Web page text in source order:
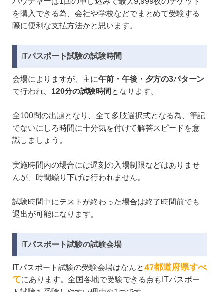
を購入できる為、会社や学校などでまとめて受験する
際に便利な支払方法かと思います。
ITパスポート試験の試験時間
会場によりますが、主に午前・午後・夕方の3パターン
で行われ、 120分の試験時間 となります。
全100問の出題となり、全て多肢選択式となる為、筆記
でないにしろ時間に十分気を付けて解答スピードを意
識しましょう。
実施時間内の場合には遅刻の入場制限などはありませ
んが、時間繰り下げは行われません。
試験時間中にテストが終わった場合は終了時間前でも
退出が可能になります。
ITパスポート試験の試験会場
ITパスポート試験の受験会場はなんと47都道府県すべ
てにあります。全国各地で受験できる点もITパスポー